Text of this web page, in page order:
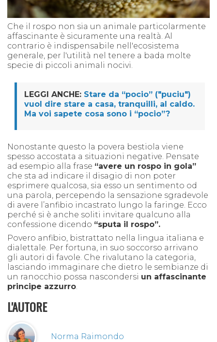
Che il rospo non sia un animale particolarmente
affascinante è sicuramente una realtà. Al
contrario è indispensabile nell'ecosistema
generale, per l'utilità nel tenere a bada molte
specie di piccoli animali nocivi.
LEGGI ANCHE: Stare da “pocio” ("puciu")
vuol dire stare a casa, tranquilli, al caldo.
Ma voi sapete cosa sono i “pocio”?
Nonostante questo la povera bestiola viene
spesso accostata a situazioni negative. Pensate
ad esempio alla frase “avere un rospo in gola”
che sta ad indicare il disagio di non poter
esprimere qualcosa, sia esso un sentimento od
una parola, percependo la sensazione sgradevole
di avere l’anfibio incastrato lungo la faringe. Ecco
perché si è anche soliti invitare qualcuno alla
confessione dicendo “sputa il rospo”.
Povero anfibio, bistrattato nella lingua italiana e
dialettale. Per fortuna, in suo soccorso arrivano
gli autori di favole. Che rivalutano la categoria,
lasciando immaginare che dietro le sembianze di
un ranocchio possa nascondersi un affascinante
principe azzurro.
L'AUTORE
Norma Raimondo